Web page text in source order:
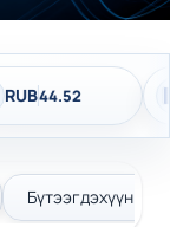
4,146.36
Бүтээгдэхүүн